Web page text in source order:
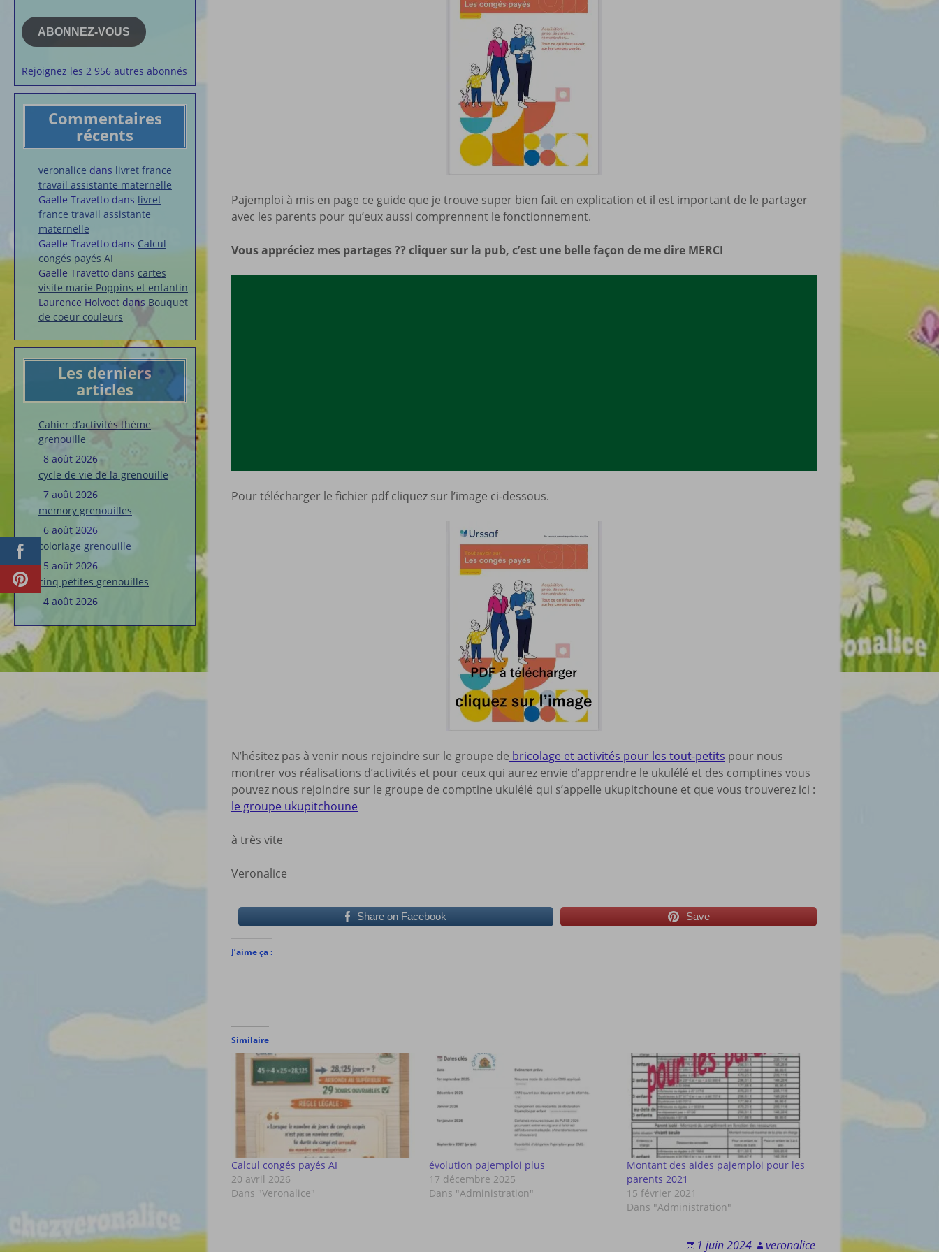
mail
ABONNEZ-VOUS
Rejoignez les 2 956 autres abonnés
Commentaires
récents
veronalice dans livret france
travail assistante maternelle
Gaelle Travetto dans livret
france travail assistante
maternelle
Gaelle Travetto dans Calcul
congés payés AI
Gaelle Travetto dans cartes
visite marie Poppins et enfantin
Laurence Holvoet dans Bouquet
de coeur couleurs
Les derniers
articles
Cahier d’activités thème
grenouille
8 août 2026
cycle de vie de la grenouille
7 août 2026
memory grenouilles
6 août 2026
coloriage grenouille
5 août 2026
cinq petites grenouilles
4 août 2026
Pajemploi à mis en page ce guide que je trouve super bien fait en explication et il est important de le partager
avec les parents pour qu’eux aussi comprennent le fonctionnement.
Vous appréciez mes partages ?? cliquer sur la pub, c’est une belle façon de me dire MERCI
Pour télécharger le fichier pdf cliquez sur l’image ci-dessous.
N’hésitez pas à venir nous rejoindre sur le groupe de bricolage et activités pour les tout-petits pour nous
montrer vos réalisations d’activités et pour ceux qui aurez envie d’apprendre le ukulélé et des comptines vous
pouvez nous rejoindre sur le groupe de comptine ukulélé qui s’appelle ukupitchoune et que vous trouverez ici :
le groupe ukupitchoune
à très vite
Veronalice
Share on Facebook Save
J’aime ça :
Similaire
Calcul congés payés AI
20 avril 2026
Dans "Veronalice"
évolution pajemploi plus
17 décembre 2025
Dans "Administration"
Montant des aides pajemploi pour les
parents 2021
15 février 2021
Dans "Administration"
1 juin 2024 veronalice